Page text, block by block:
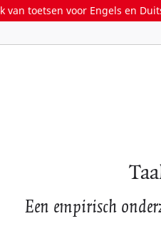
van toetsen voor Engels en